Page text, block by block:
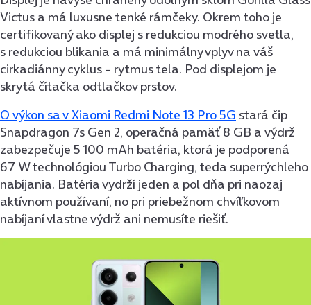
Victus a má luxusne tenké rámčeky. Okrem toho je
certifikovaný ako displej s redukciou modrého svetla,
s redukciou blikania a má minimálny vplyv na váš
cirkadiánny cyklus – rytmus tela. Pod displejom je
skrytá čítačka odtlačkov prstov.
O výkon sa v Xiaomi Redmi Note 13 Pro 5G stará čip
Snapdragon 7s Gen 2, operačná pamäť 8 GB a výdrž
zabezpečuje 5 100 mAh batéria, ktorá je podporená
67 W technológiou Turbo Charging, teda superrýchleho
nabíjania. Batéria vydrží jeden a pol dňa pri naozaj
aktívnom používaní, no pri priebežnom chvíľkovom
nabíjaní vlastne výdrž ani nemusíte riešiť.